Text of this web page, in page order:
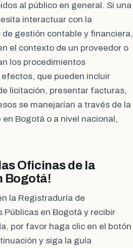
al público en general. Si una
interactuar con la
gestión contable y financiera,
el contexto de un proveedor o
los procedimientos
que pueden incluir
licitación, presentar facturas,
se manejarían a través de la
Bogotá o a nivel nacional,
Oficinas de la
Bogotá!
la Registraduría de
Públicas en Bogotá y recibir
por favor haga clic en el botón
y siga la guía